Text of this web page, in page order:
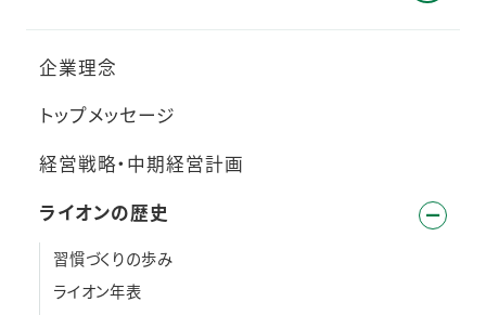
企業理念
トップメッセージ
経営戦略・中期経営計画
ライオンの歴史
習慣づくりの歩み
ライオン年表